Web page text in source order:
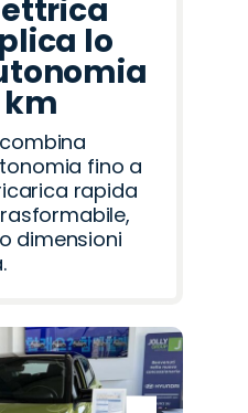
lo
km
combina
fino a
rapida
dimensioni